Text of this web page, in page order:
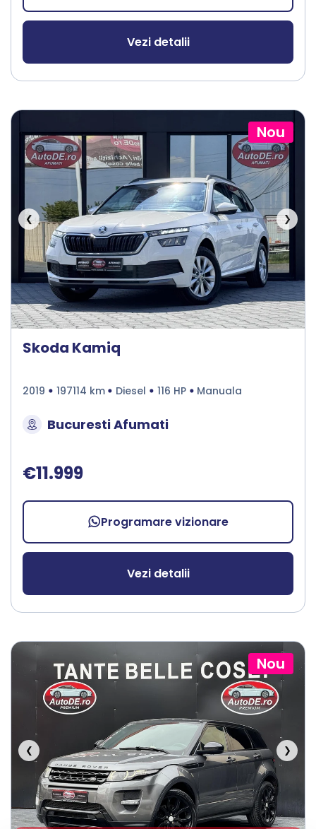
Vezi detalii
Nou
❮ ❯
Skoda Kamiq
2019 197114 km Diesel 116 HP Manuala
Bucuresti Afumati
€11.999
Programare vizionare
Vezi detalii
Nou
❮ ❯